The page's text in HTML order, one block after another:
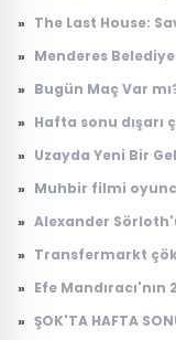
yayınlanacak?
» The Last House:
» Menderes
» Bugün Maç Var
» Hafta sonu
» Uzayda Yeni Bir
» Muhbir filmi
» Alexander
» Transfermarkt
» Efe Mandıracı'nın
» ŞOK'TA HAFTA